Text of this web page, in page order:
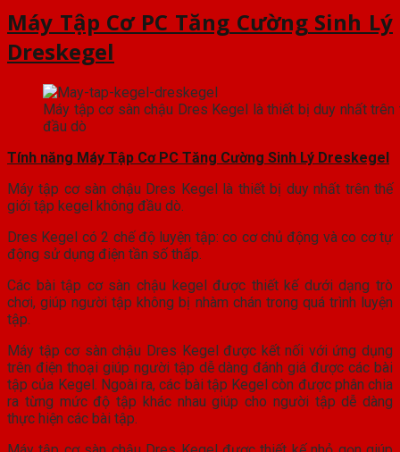
Máy Tập Cơ PC Tăng Cường Sinh Lý
Dreskegel
Máy tập cơ sàn chậu Dres Kegel là thiết bị duy nhất
đầu dò
Tính năng Máy Tập Cơ PC Tăng Cường Sinh Lý Dreskegel
Máy tập cơ sàn chậu Dres Kegel là thiết bị duy nhất trên thế
giới tập kegel không đầu dò.
Dres Kegel có 2 chế độ luyện tập: co cơ chủ động và co cơ tự
động sử dụng điện tần số thấp.
Các bài tập cơ sàn chậu kegel được thiết kế dưới dạng trò
chơi, giúp người tập không bị nhàm chán trong quá trình luyện
tập.
Máy tập cơ sàn chậu Dres Kegel được kết nối với ứng dụng
trên điện thoại giúp người tập dễ dàng đánh giá được các bài
tập của Kegel. Ngoài ra, các bài tập Kegel còn được phân chia
ra từng mức độ tập khác nhau giúp cho người tập dễ dàng
thực hiện các bài tập.